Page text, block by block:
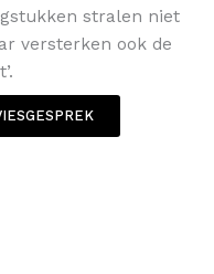
stralen niet
versterken ook de